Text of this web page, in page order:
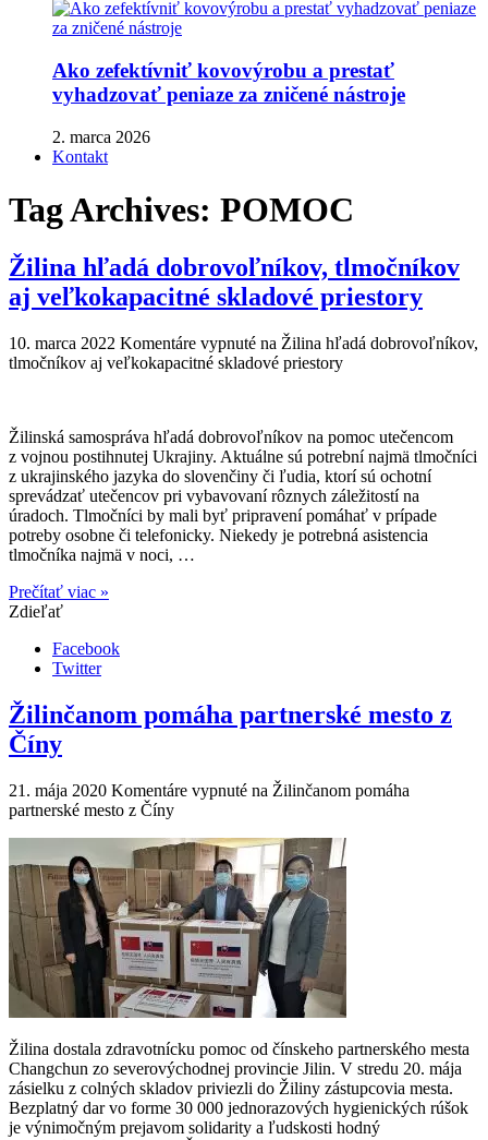
Ako zefektívniť kovovýrobu a prestať
vyhadzovať peniaze za zničené nástroje
2. marca 2026
Kontakt
Tag Archives: POMOC
Žilina hľadá dobrovoľníkov, tlmočníkov
aj veľkokapacitné skladové priestory
10. marca 2022 Komentáre vypnuté na Žilina hľadá dobrovoľníkov,
tlmočníkov aj veľkokapacitné skladové priestory
Žilinská samospráva hľadá dobrovoľníkov na pomoc utečencom
z vojnou postihnutej Ukrajiny. Aktuálne sú potrební najmä tlmočníci
z ukrajinského jazyka do slovenčiny či ľudia, ktorí sú ochotní
sprevádzať utečencov pri vybavovaní rôznych záležitostí na
úradoch. Tlmočníci by mali byť pripravení pomáhať v prípade
potreby osobne či telefonicky. Niekedy je potrebná asistencia
tlmočníka najmä v noci, …
Prečítať viac »
Zdieľať
Facebook
Twitter
Žilinčanom pomáha partnerské mesto z
Číny
21. mája 2020 Komentáre vypnuté na Žilinčanom pomáha
partnerské mesto z Číny
Žilina dostala zdravotnícku pomoc od čínskeho partnerského mesta
Changchun zo severovýchodnej provincie Jilin. V stredu 20. mája
zásielku z colných skladov priviezli do Žiliny zástupcovia mesta.
Bezplatný dar vo forme 30 000 jednorazových hygienických rúšok
je výnimočným prejavom solidarity a ľudskosti hodný